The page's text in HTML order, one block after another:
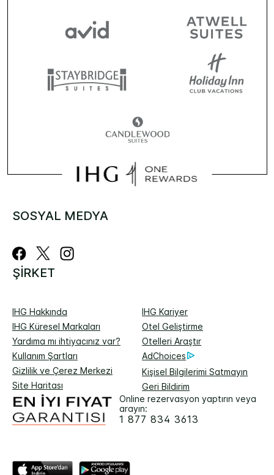
SOSYAL MEDYA
ŞIRKET
IHG Hakkında
IHG Kariyer
IHG Küresel Markaları
Otel Geliştirme
Yardıma mı ihtiyacınız var?
Otelleri Araştır
Kullanım Şartları
AdChoices
Gizlilik ve Çerez Merkezi
Kişisel Bilgilerimi Satmayın
Site Haritası
Geri Bildirim
Online rezervasyon yaptırın veya
arayın:
1 877 834 3613